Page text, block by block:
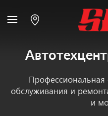
Профессиональная
обслуживания и
и